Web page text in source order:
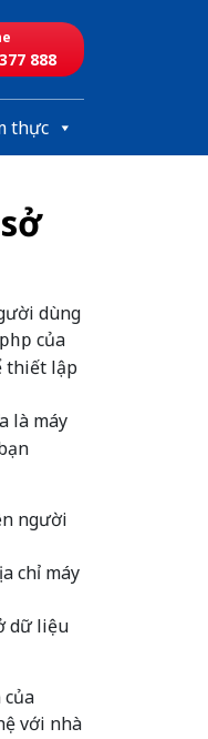
888
thực
dùng
của
thiết lập
là máy
người
chỉ máy
dữ liệu
của
với nhà